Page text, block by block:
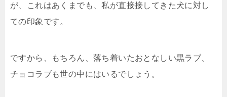
が、これはあくまでも、私が直接接してきた犬に対し
ての印象です。
ですから、もちろん、落ち着いたおとなしい黒ラブ、
チョコラブも世の中にはいるでしょう。